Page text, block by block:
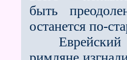
быть
останется по-
Еврейский